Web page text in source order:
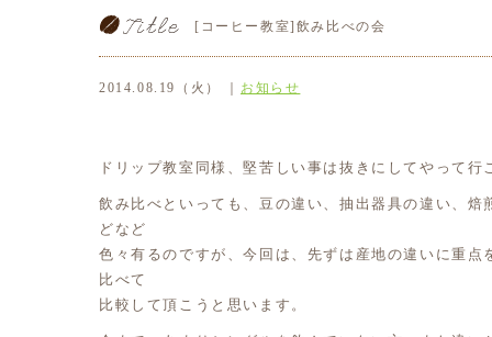
[コーヒー教室]飲み比べの会
2014.08.19（火） ｜ お知らせ
ドリップ教室同様、堅苦しい事は抜きにしてやって行
飲み比べといっても、豆の違い、抽出器具の違い、焙
どなど
色々有るのですが、今回は、先ずは産地の違いに重点
比べて
比較して頂こうと思います。